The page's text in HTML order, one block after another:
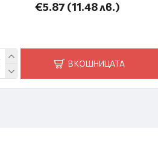
€5.87 (11.48 лв.)
В КОШНИЦАТА